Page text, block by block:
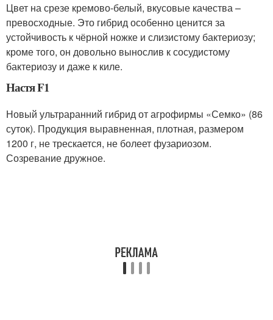
Цвет на срезе кремово-белый, вкусовые качества –
превосходные. Это гибрид особенно ценится за
устойчивость к чёрной ножке и слизистому бактериозу;
кроме того, он довольно вынослив к сосудистому
бактериозу и даже к киле.
Настя F1
Новый ультраранний гибрид от агрофирмы «Семко» (86
суток). Продукция выравненная, плотная, размером
1200 г, не трескается, не болеет фузариозом.
Созревание дружное.